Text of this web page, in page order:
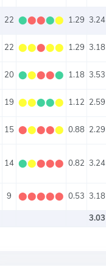
22 ⬤⬤⬤⬤⬤ 1.29 3.24
22 ⬤⬤⬤⬤⬤ 1.29 3.18
20 ⬤⬤⬤⬤⬤ 1.18 3.53
19 ⬤⬤⬤⬤⬤ 1.12 2.59
15 ⬤⬤⬤⬤⬤ 0.88 2.29
14 ⬤⬤⬤⬤⬤ 0.82 3.24
9 ⬤⬤⬤⬤⬤ 0.53 3.18
3.03